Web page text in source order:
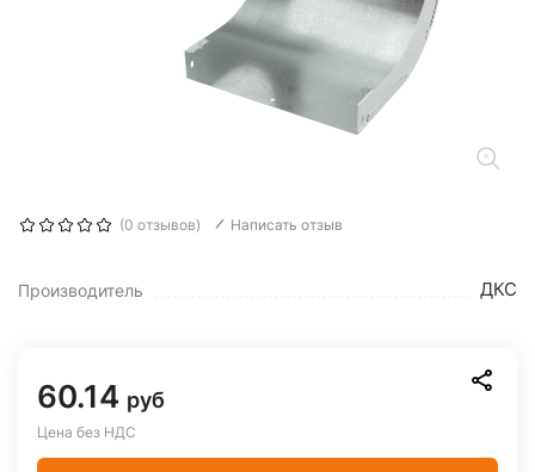
(0 отзывов) Написать отзыв
Производитель ДКС
60.14 руб
Цена без НДС